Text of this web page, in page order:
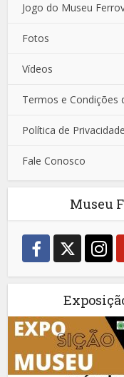
Jogo do Museu
Fotos
Vídeos
Termos e Condições
Política de Privacidade
Fale Conosco
Museu